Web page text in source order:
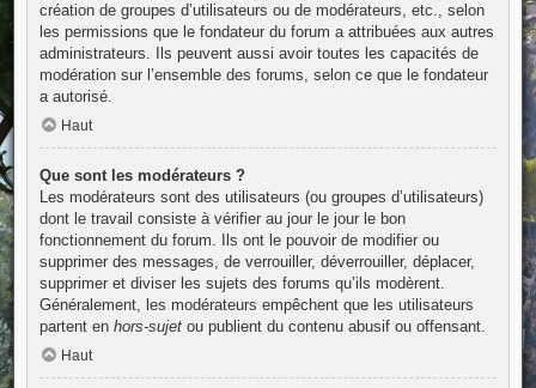
création de groupes d’utilisateurs ou de modérateurs, etc., selon
les permissions que le fondateur du forum a attribuées aux autres
administrateurs. Ils peuvent aussi avoir toutes les capacités de
modération sur l’ensemble des forums, selon ce que le fondateur
a autorisé.
Haut
Que sont les modérateurs ?
Les modérateurs sont des utilisateurs (ou groupes d’utilisateurs)
dont le travail consiste à vérifier au jour le jour le bon
fonctionnement du forum. Ils ont le pouvoir de modifier ou
supprimer des messages, de verrouiller, déverrouiller, déplacer,
supprimer et diviser les sujets des forums qu’ils modèrent.
Généralement, les modérateurs empêchent que les utilisateurs
partent en hors-sujetou publient du contenu abusif ou offensant.
Haut